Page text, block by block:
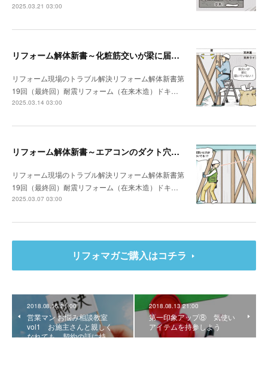
2025.03.21 03:00
リフォーム解体新書～化粧筋交いが梁に届いていなかった
リフォーム現場のトラブル解決リフォーム解体新書第
19回（最終回）耐震リフォーム（在来木造）ドキ…
2025.03.14 03:00
リフォーム解体新書～エアコンのダクト穴が筋交いを貫通していた
リフォーム現場のトラブル解決リフォーム解体新書第
19回（最終回）耐震リフォーム（在来木造）ドキ…
2025.03.07 03:00
リフォマガご購入はコチラ
2018.08.15 21:00
営業マン お悩み相談教室
vol1 お施主さんと親しく
なれても、契約の話に持…
2018.08.13 21:00
第一印象アップ⑧ 気使い
アイテムを持参しよう